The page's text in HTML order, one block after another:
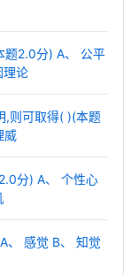
题2.0分) A、 公平
理论
,则可取得( )(本题
威
分) A、 个性心
、 感觉 B、 知觉